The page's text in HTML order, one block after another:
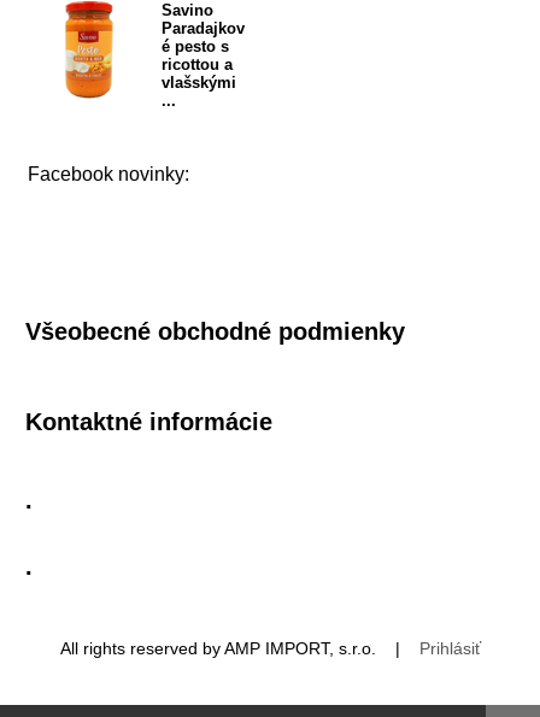
Savino
Paradajkov
é pesto s
ricottou a
vlašskými
...
Facebook novinky:
Všeobecné obchodné podmienky
Kontaktné informácie
.
.
All rights reserved by AMP IMPORT, s.r.o. | Prihlásiť